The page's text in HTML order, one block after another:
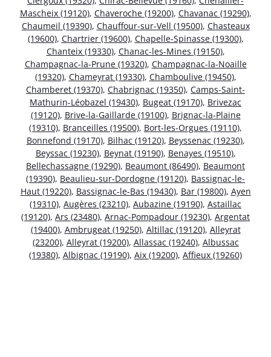
Mascheix (19120), Chaveroche (19200), Chavanac (19290),
Chaumeil (19390), Chauffour-sur-Vell (19500), Chasteaux
(19600), Chartrier (19600), Chapelle-Spinasse (19300),
Chanteix (19330), Chanac-les-Mines (19150),
Champagnac-la-Prune (19320), Champagnac-la-Noaille
(19320), Chameyrat (19330), Chamboulive (19450),
Chamberet (19370), Chabrignac (19350), Camps-Saint-
Mathurin-Léobazel (19430), Bugeat (19170), Brivezac
(19120), Brive-la-Gaillarde (19100), Brignac-la-Plaine
(19310), Branceilles (19500), Bort-les-Orgues (19110),
Bonnefond (19170), Bilhac (19120), Beyssenac (19230),
Beyssac (19230), Beynat (19190), Benayes (19510),
Bellechassagne (19290), Beaumont (86490), Beaumont
(19390), Beaulieu-sur-Dordogne (19120), Bassignac-le-
Haut (19220), Bassignac-le-Bas (19430), Bar (19800), Ayen
(19310), Augères (23210), Aubazine (19190), Astaillac
(19120), Ars (23480), Arnac-Pompadour (19230), Argentat
(19400), Ambrugeat (19250), Altillac (19120), Alleyrat
(23200), Alleyrat (19200), Allassac (19240), Albussac
(19380), Albignac (19190), Aix (19200), Affieux (19260)